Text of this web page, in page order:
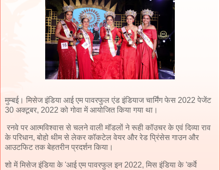
मुम्बई। मिसेज इंडिया आई एम पावरफुल एंड इंडियाज चार्मिंग फेस 2022 पेजेंट
30 अक्टूबर, 2022 को गोवा में आयोजित किया गया था।
रनवे पर आत्मविश्वास से चलने वाली मॉडलों ने रूही कॉउचर के एवं दिव्या राव
के परिधान, बोहो थीम से लेकर कॉकटेल वेयर और रेड प्रिंसेस गाउन और
आउटफिट तक बेहतरीन प्रदर्शन किया।
शो में मिसेज इंडिया के 'आई एम पावरफुल इन 2022, मिस इंडिया के 'कर्वे